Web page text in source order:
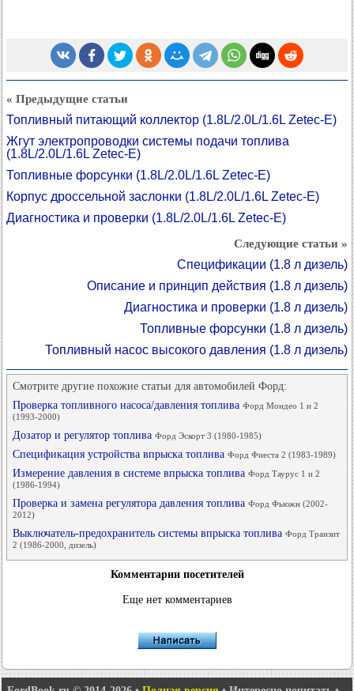
« Предыдущие статьи
Топливный питающий коллектор (1.8L/2.0L/1.6L Zetec-E)
Жгут электропроводки системы подачи топлива
(1.8L/2.0L/1.6L Zetec-E)
Топливные форсунки (1.8L/2.0L/1.6L Zetec-E)
Корпус дроссельной заслонки (1.8L/2.0L/1.6L Zetec-E)
Диагностика и проверки (1.8L/2.0L/1.6L Zetec-E)
Следующие статьи »
Спецификации (1.8 л дизель)
Описание и принцип действия (1.8 л дизель)
Диагностика и проверки (1.8 л дизель)
Топливные форсунки (1.8 л дизель)
Топливный насос высокого давления (1.8 л дизель)
Смотрите другие похожие статьи для автомобилей Форд:
Проверка топливного насоса/давления топлива Форд Мондео 1 и 2
(1993-2000)
Дозатор и регулятор топлива Форд Эскорт 3 (1980-1985)
Спецификация устройства впрыска топлива Форд Фиеста 2 (1983-1989)
Измерение давления в системе впрыска топлива Форд Таурус 1 и 2
(1986-1994)
Проверка и замена регулятора давления топлива Форд Фьюжн (2002-
2012)
Выключатель-предохранитель системы впрыска топлива Форд Транзит
2 (1986-2000, дизель)
Комментарии посетителей
Еще нет комментариев